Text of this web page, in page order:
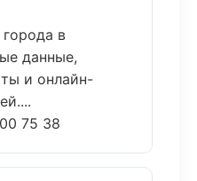
в
данные,
и онлайн-
75 38